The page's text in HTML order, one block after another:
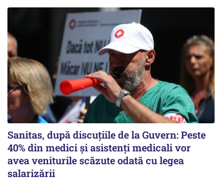
Sanitas, după discuțiile de la Guvern: Peste
40% din medici și asistenți medicali vor
avea veniturile scăzute odată cu legea
salarizării